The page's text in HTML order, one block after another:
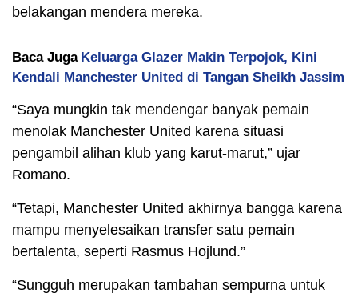
belakangan mendera mereka.
Baca Juga Keluarga Glazer Makin Terpojok, Kini
Kendali Manchester United di Tangan Sheikh Jassim
“Saya mungkin tak mendengar banyak pemain
menolak Manchester United karena situasi
pengambil alihan klub yang karut-marut,” ujar
Romano.
“Tetapi, Manchester United akhirnya bangga karena
mampu menyelesaikan transfer satu pemain
bertalenta, seperti Rasmus Hojlund.”
“Sungguh merupakan tambahan sempurna untuk